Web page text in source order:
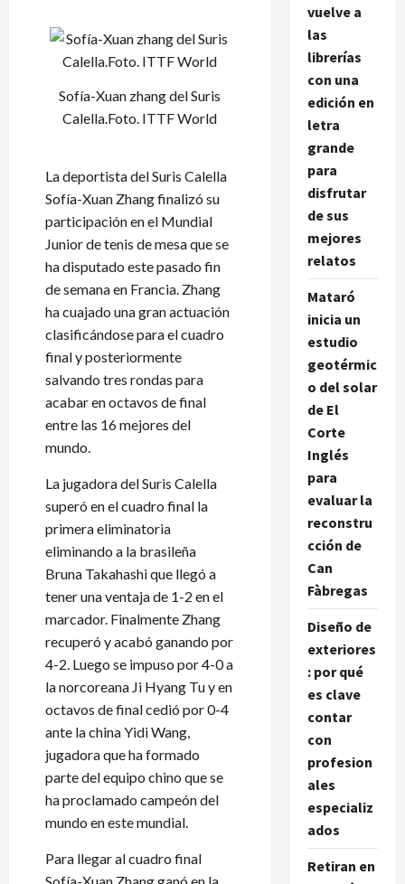
Sofía-Xuan zhang del Suris
Calella.Foto. ITTF World
La deportista del Suris Calella
Sofía-Xuan Zhang finalizó su
participación en el Mundial
Junior de tenis de mesa que se
ha disputado este pasado fin
de semana en Francia. Zhang
ha cuajado una gran actuación
clasificándose para el cuadro
final y posteriormente
salvando tres rondas para
acabar en octavos de final
entre las 16 mejores del
mundo.
La jugadora del Suris Calella
superó en el cuadro final la
primera eliminatoria
eliminando a la brasileña
Bruna Takahashi que llegó a
tener una ventaja de 1-2 en el
marcador. Finalmente Zhang
recuperó y acabó ganando por
4-2. Luego se impuso por 4-0 a
la norcoreana Ji Hyang Tu y en
octavos de final cedió por 0-4
ante la china Yidi Wang,
jugadora que ha formado
parte del equipo chino que se
ha proclamado campeón del
mundo en este mundial.
Para llegar al cuadro final
vuelve a
las
librerías
con una
edición en
letra
grande
para
disfrutar
de sus
mejores
relatos
Mataró
inicia un
estudio
geotérmic
o del solar
de El
Corte
Inglés
para
evaluar la
reconstru
cción de
Can
Fàbregas
Diseño de
exteriores
: por qué
es clave
contar
con
profesion
ales
especializ
ados
Retiran en